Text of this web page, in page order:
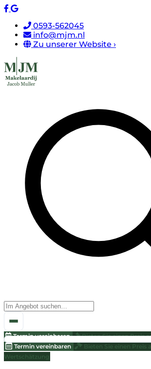
0593-562045
info@mjm.nl
Zu unserer Website ›
Termin vereinbaren Bieten Sie einen Preis
Termin vereinbaren
Bieten Sie einen Preis
Wertschätzung